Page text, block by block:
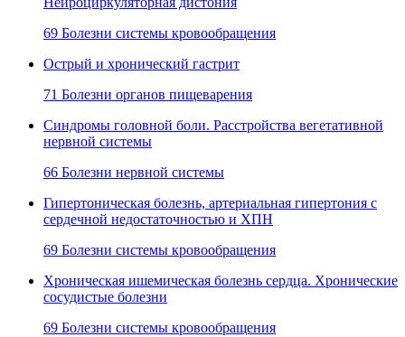
69 Болезни системы кровообращения
Острый и хронический гастрит
71 Болезни органов пищеварения
Синдромы головной боли. Расстройства вегетативной
нервной системы
66 Болезни нервной системы
Гипертоническая болезнь, артериальная гипертония с
сердечной недостаточностью и ХПН
69 Болезни системы кровообращения
Хроническая ишемическая болезнь сердца. Хронические
сосудистые болезни
69 Болезни системы кровообращения